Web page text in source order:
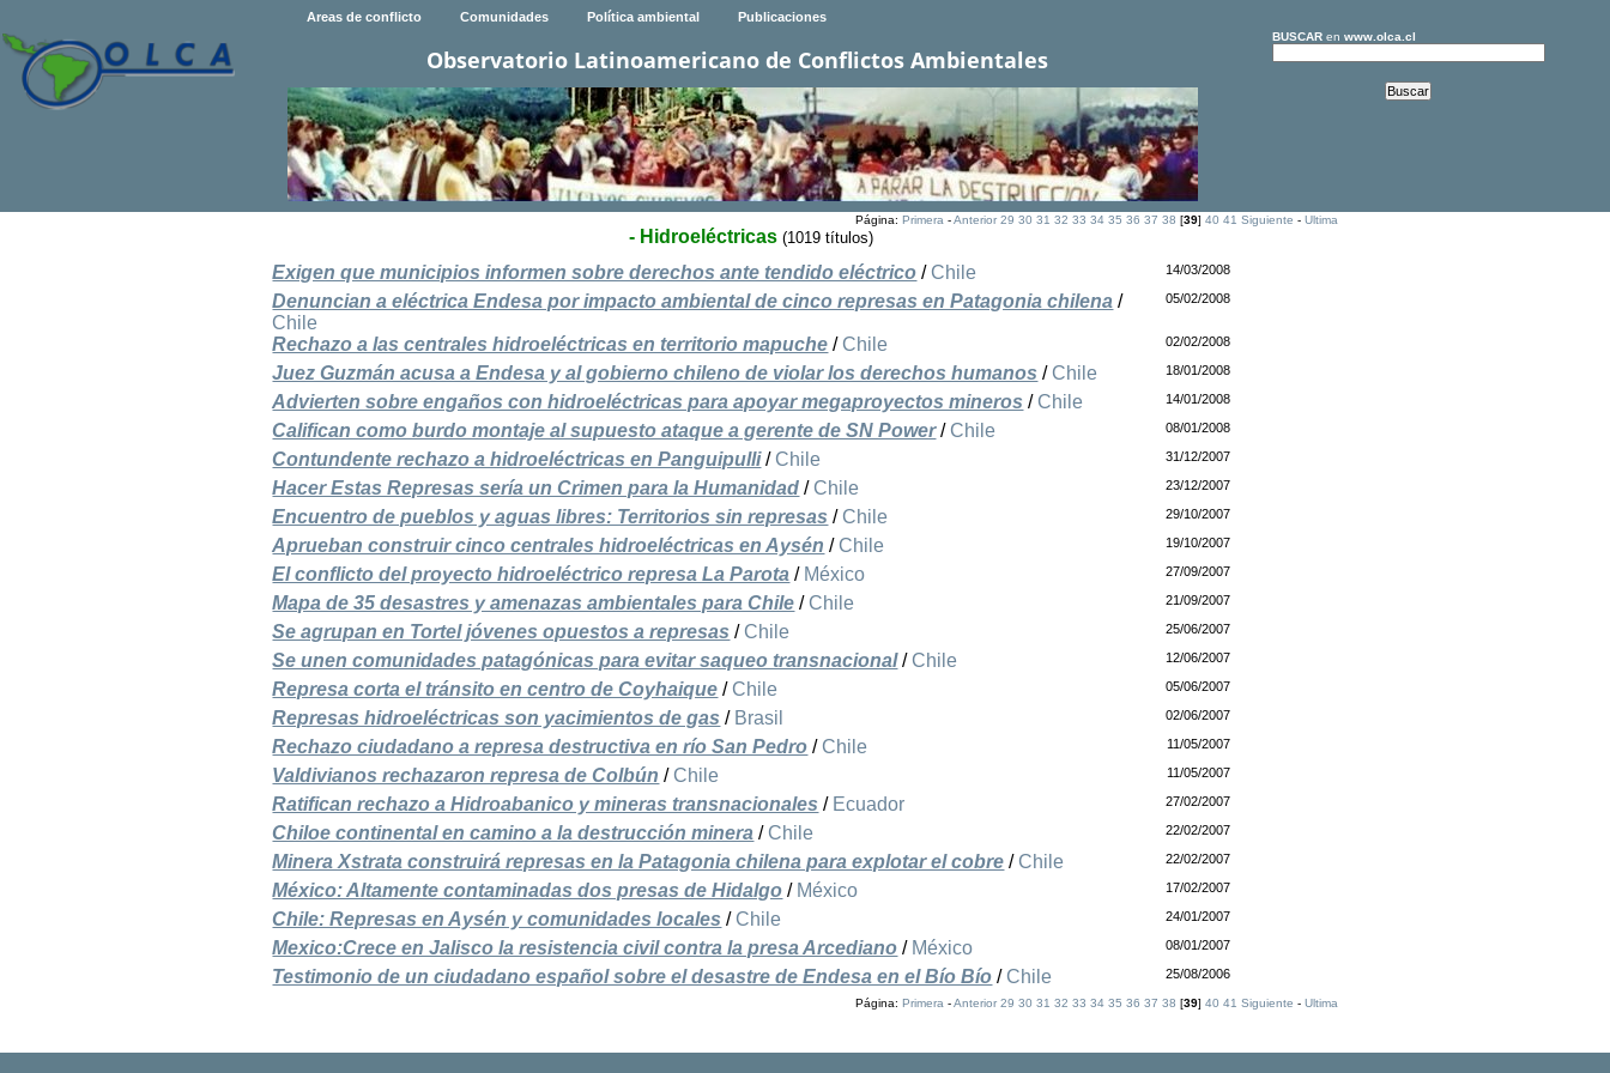
Areas de conflicto Comunidades Política ambiental Publicaciones
Observatorio Latinoamericano de Conflictos Ambientales
BUSCARen www.olca.cl
Página: Primera-Anterior 29 30 31 32 33 34 35 36 37 38 [39] 40 41 Siguiente - Ultima
- Hidroeléctricas (1019 títulos)
Exigen que municipios informen sobre derechos ante tendido eléctrico / Chile 14/03/2008
Denuncian a eléctrica Endesa por impacto ambiental de cinco represas en Patagonia chilena /
Chile
05/02/2008
Rechazo a las centrales hidroeléctricas en territorio mapuche / Chile 02/02/2008
Juez Guzmán acusa a Endesa y al gobierno chileno de violar los derechos humanos / Chile 18/01/2008
Advierten sobre engaños con hidroeléctricas para apoyar megaproyectos mineros / Chile 14/01/2008
Califican como burdo montaje al supuesto ataque a gerente de SN Power/ Chile 08/01/2008
Contundente rechazo a hidroeléctricas en Panguipulli/ Chile 31/12/2007
Hacer Estas Represas sería un Crimen para la Humanidad / Chile 23/12/2007
Encuentro de pueblos y aguas libres: Territorios sin represas / Chile 29/10/2007
Aprueban construir cinco centrales hidroeléctricas en Aysén / Chile 19/10/2007
El conflicto del proyecto hidroeléctrico represa La Parota / México 27/09/2007
Mapa de 35 desastres y amenazas ambientales para Chile / Chile 21/09/2007
Se agrupan en Tortel jóvenes opuestos a represas / Chile 25/06/2007
Se unen comunidades patagónicas para evitar saqueo transnacional/ Chile 12/06/2007
Represa corta el tránsito en centro de Coyhaique / Chile 05/06/2007
Represas hidroeléctricas son yacimientos de gas / Brasil 02/06/2007
Rechazo ciudadano a represa destructiva en río San Pedro / Chile 11/05/2007
Valdivianos rechazaron represa de Colbún / Chile 11/05/2007
Ratifican rechazo a Hidroabanico y mineras transnacionales / Ecuador 27/02/2007
Chiloe continental en camino a la destrucción minera / Chile 22/02/2007
Minera Xstrata construirá represas en la Patagonia chilena para explotar el cobre / Chile 22/02/2007
México: Altamente contaminadas dos presas de Hidalgo / México 17/02/2007
Chile: Represas en Aysén y comunidades locales / Chile 24/01/2007
Mexico:Crece en Jalisco la resistencia civil contra la presa Arcediano / México 08/01/2007
Testimonio de un ciudadano español sobre el desastre de Endesa en el Bío Bío / Chile 25/08/2006
Página: Primera-Anterior 29 30 31 32 33 34 35 36 37 38 [39] 40 41 Siguiente - Ultima